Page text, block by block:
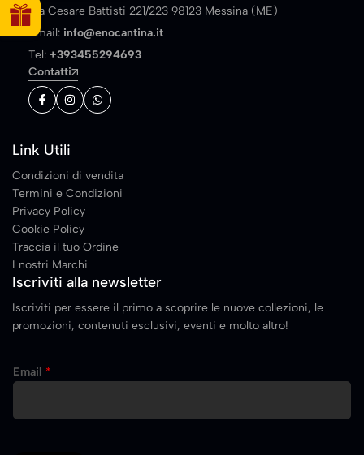
Via Cesare Battisti 221/223 98123 Messina (ME)
Email: info@enocantina.it
Tel: +393455294693
Contatti
Link Utili
Condizioni di vendita
Termini e Condizioni
Privacy Policy
Cookie Policy
Traccia il tuo Ordine
I nostri Marchi
Iscriviti alla newsletter
Iscriviti per essere il primo a scoprire le nuove collezioni, le
promozioni, contenuti esclusivi, eventi e molto altro!
m
i
Email *